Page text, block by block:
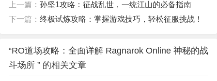
上一篇： 孙坚1攻略：征战乱世，一统江山的必备指南
下一篇： 终极试炼攻略：掌握游戏技巧，轻松征服挑战！
“RO道场攻略：全面详解 Ragnarok Online 神秘的战
斗场所 ” 的相关文章